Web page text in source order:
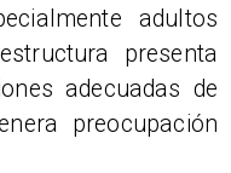
adultos
presenta
adecuadas de
preocupación